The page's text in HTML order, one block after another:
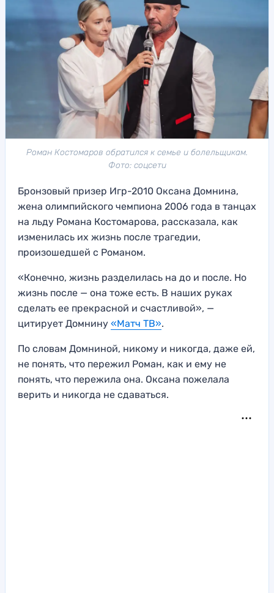
Роман Костомаров обратился к семье и болельщикам.
Фото: соцсети
Бронзовый призер Игр-2010 Оксана Домнина,
жена олимпийского чемпиона 2006 года в танцах
на льду Романа Костомарова, рассказала, как
изменилась их жизнь после трагедии,
произошедшей с Романом.
«Конечно, жизнь разделилась на до и после. Но
жизнь после — она тоже есть. В наших руках
сделать ее прекрасной и счастливой», —
цитирует Домнину «Матч ТВ».
По словам Домниной, никому и никогда, даже ей,
не понять, что пережил Роман, как и ему не
понять, что пережила она. Оксана пожелала
верить и никогда не сдаваться.